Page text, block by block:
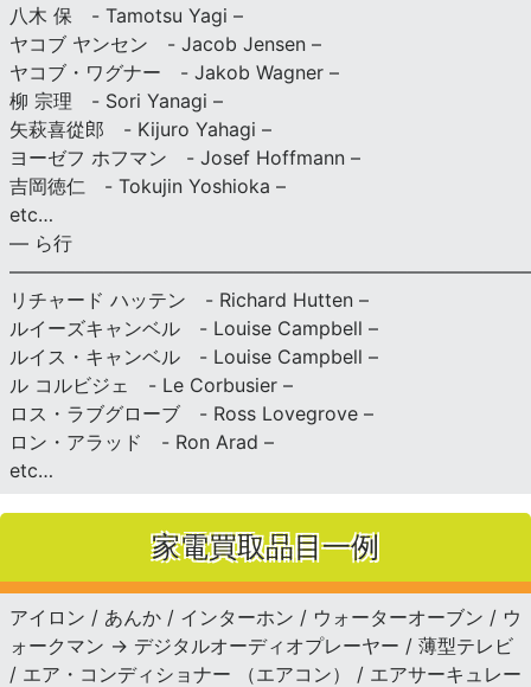
八木 保 - Tamotsu Yagi –
ヤコブ ヤンセン - Jacob Jensen –
ヤコブ・ワグナー - Jakob Wagner –
柳 宗理 - Sori Yanagi –
矢萩喜從郎 - Kijuro Yahagi –
ヨーゼフ ホフマン - Josef Hoffmann –
吉岡徳仁 - Tokujin Yoshioka –
etc…
— ら行
リチャード ハッテン - Richard Hutten –
ルイーズキャンベル - Louise Campbell –
ルイス・キャンベル - Louise Campbell –
ル コルビジェ - Le Corbusier –
ロス・ラブグローブ - Ross Lovegrove –
ロン・アラッド - Ron Arad –
etc…
家電買取品目一例
アイロン / あんか / インターホン / ウォーターオーブン / ウ
ォークマン → デジタルオーディオプレーヤー / 薄型テレビ
/ エア・コンディショナー （エアコン） / エアサーキュレー